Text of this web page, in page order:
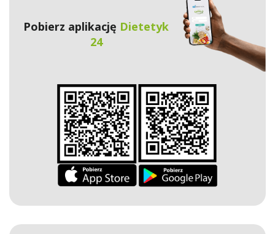
Pobierz aplikację Dietetyk
24